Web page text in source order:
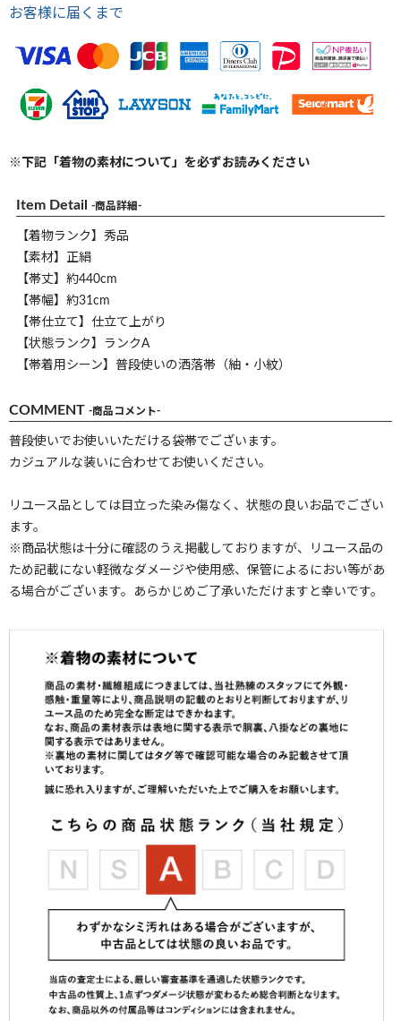
お客様に届くまで
※下記「着物の素材について」を必ずお読みください
Item Detail -商品詳細-
【着物ランク】秀品
【素材】正絹
【帯丈】約440cm
【帯幅】約31cm
【帯仕立て】仕立て上がり
【状態ランク】ランクA
【帯着用シーン】普段使いの洒落帯（紬・小紋）
COMMENT -商品コメント-
普段使いでお使いいただける袋帯でございます。
カジュアルな装いに合わせてお使いください。
リユース品としては目立った染み傷なく、状態の良いお品でござい
ます。
※商品状態は十分に確認のうえ掲載しておりますが、リユース品の
ため記載にない軽微なダメージや使用感、保管によるにおい等があ
る場合がございます。あらかじめご了承いただけますと幸いです。